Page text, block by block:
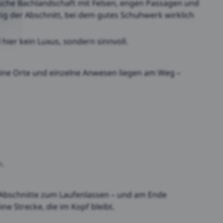
Bachlandschaft mit Felsen, engen Passagen und
der Abschnitt, bei dem gutes Schuhwerk wirklich
kein Luxus, sondern sinnvoll.
Orte und einzelne Anwesen liegen am Weg –
zum Laufenlassen – und am Ende
Strecke, die im Kopf bleibt.